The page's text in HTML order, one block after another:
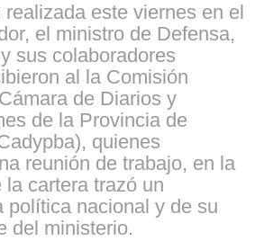
este viernes en el
el ministro de Defensa,
sus colaboradores
al la Comisión
de Diarios y
de la Provincia de
quienes
reunión de trabajo, en la
la cartera trazó un
política nacional y de su
del ministerio.